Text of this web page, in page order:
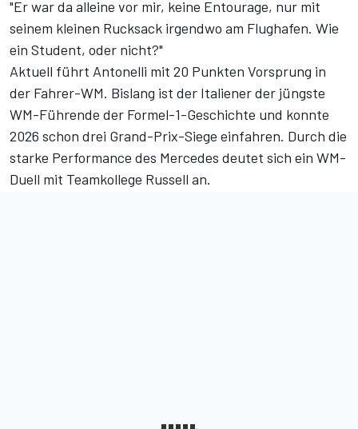
"Er war da alleine vor mir, keine Entourage, nur mit
seinem kleinen Rucksack irgendwo am Flughafen. Wie
ein Student, oder nicht?"
Aktuell führt Antonelli mit 20 Punkten Vorsprung in
der Fahrer-WM. Bislang ist der Italiener der jüngste
WM-Führende der Formel-1-Geschichte und konnte
2026 schon drei Grand-Prix-Siege einfahren. Durch die
starke Performance des Mercedes deutet sich ein WM-
Duell mit Teamkollege Russell an.